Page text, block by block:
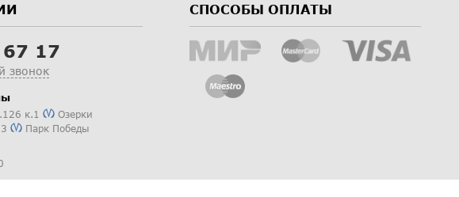
17
звонок
к.1
Озерки
Парк Победы
СПОСОБЫ ОПЛАТЫ